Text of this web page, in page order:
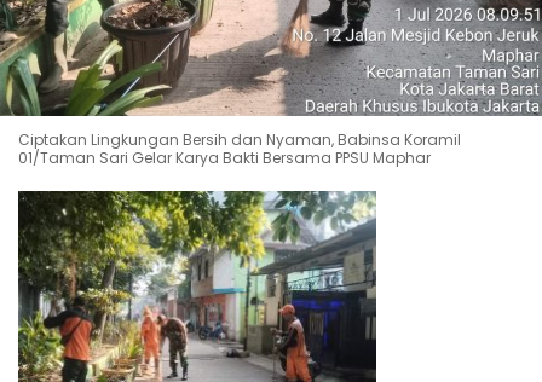
Ciptakan Lingkungan Bersih dan Nyaman, Babinsa Koramil
01/Taman Sari Gelar Karya Bakti Bersama PPSU Maphar